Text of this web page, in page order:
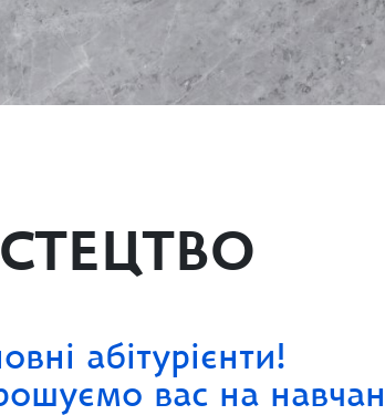
абітурієнти!
вас на